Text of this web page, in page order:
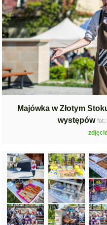
Majówka w Złotym
występów